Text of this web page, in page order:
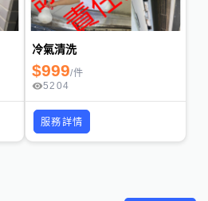
盤 風鼓 電腦板皆拆下 並掛上水罩
時
樣 差在風鼓 電腦板不拆
量變小 漏水 臭酸味
冷氣清洗
$999/件
5204
服務詳情